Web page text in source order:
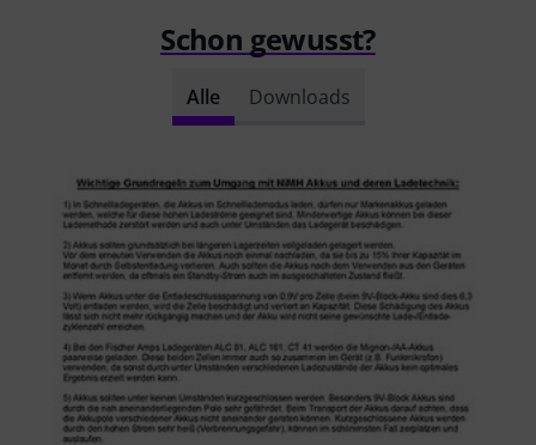
Schon gewusst?
Alle Downloads